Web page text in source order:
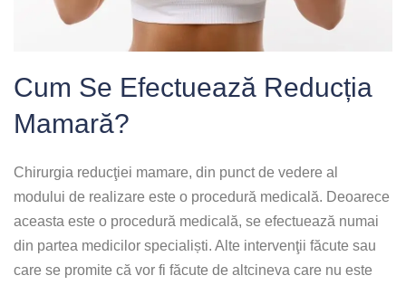
Cum Se Efectuează Reducția
Mamară?
Chirurgia reducţiei mamare, din punct de vedere al
modului de realizare este o procedură medicală. Deoarece
aceasta este o procedură medicală, se efectuează numai
din partea medicilor specialiști. Alte intervenţii făcute sau
care se promite că vor fi făcute de altcineva care nu este